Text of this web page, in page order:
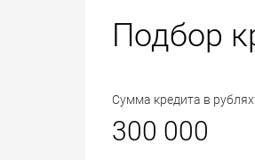
Подбор
Сумма кредита в